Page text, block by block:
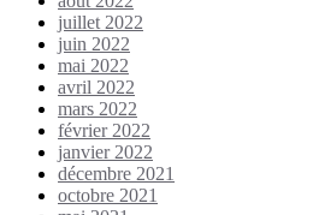
juillet 2022
juin 2022
mai 2022
avril 2022
mars 2022
février 2022
janvier 2022
décembre 2021
octobre 2021